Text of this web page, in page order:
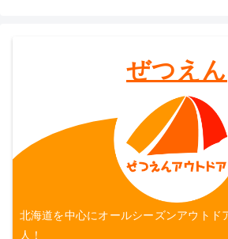
ぜつえん
北海道を中心にオールシーズンアウトド
人！